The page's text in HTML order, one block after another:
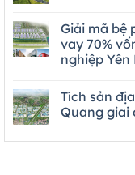
Giải mã bệ
vay 70%
nghiệp
Tích sản
Quang giai